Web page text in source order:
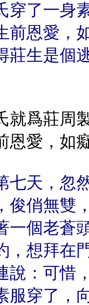
穿了一身
前恩愛，
莊生是個
就爲莊周
恩愛，如
天，忽然
俊俏無雙
一個老蒼
，想拜在
說：可惜
服穿了，